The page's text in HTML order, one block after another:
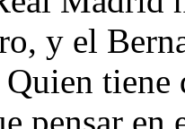
y el
pensar